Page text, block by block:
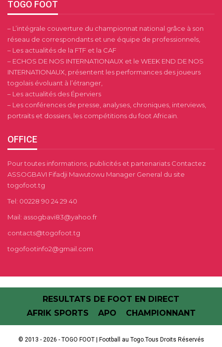
TOGO FOOT
– L’intégrale couverture du championnat national grâce à son
réseau de correspondants et une équipe de professionnels,
– Les actualités de la FTF et la CAF
– ECHOS DE NOS INTERNATIONAUX et le WEEK END DE NOS
INTERNATIONAUX, présentent les performances des joueurs
togolais évoluant à l’étranger,
– Les actualités des Éperviers
– Les conférences de presse, analyses, chroniques, interviews,
portraits et dossiers, les compétitions du foot Africain.
OFFICE
Pour toutes informations, publicités et partenariats Contactez
ASSOGBAVI Fifadji Mawutowu Manager General du site
togofoot.tg
Tel: 00228 90 24 29 40
Mail: assogbavi83@yahoo.fr
contacts@togofoot.tg
togofootinfo2@gmail.com
RESULTATS DE FOOT EN DIRECT
AFRIK SPORTS
APO CHAMPIONNANT
© 2013 - 2026 - TOGO FOOT | Football au Togo.Tous Droits Réservés